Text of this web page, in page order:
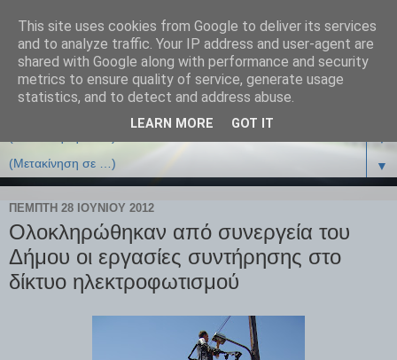
▼
▼
ΠΈΜΠΤΗ 28 ΙΟΥΝΊΟΥ 2012
Ολοκληρώθηκαν από συνεργεία του
Δήμου οι εργασίες συντήρησης στο
δίκτυο ηλεκτροφωτισμού
This site uses cookies from Google to deliver its services
and to analyze traffic. Your IP address and user-agent are
shared with Google along with performance and security
metrics to ensure quality of service, generate usage
statistics, and to detect and address abuse.
LEARN MORE GOT IT